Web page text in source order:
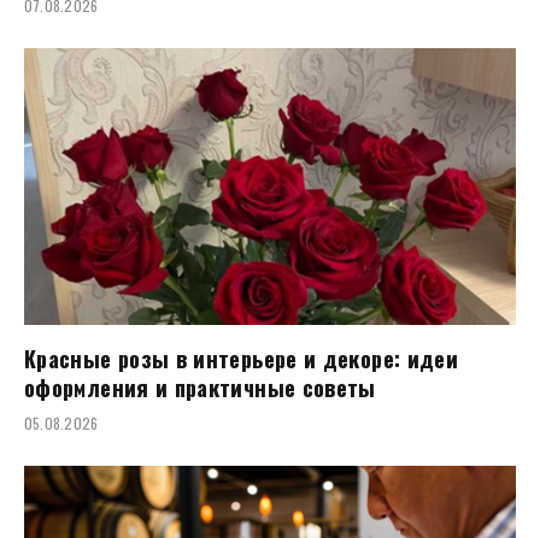
07.08.2026
Красные розы в интерьере и декоре: идеи
оформления и практичные советы
05.08.2026